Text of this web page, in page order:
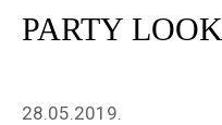
PARTY LOOK
28.05.2019.